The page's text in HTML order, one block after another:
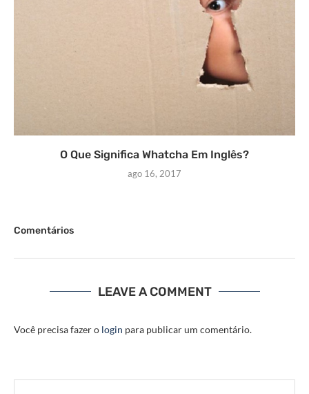
O Que Significa Whatcha Em Inglês?
ago 16, 2017
Comentários
LEAVE A COMMENT
Você precisa fazer o login para publicar um comentário.